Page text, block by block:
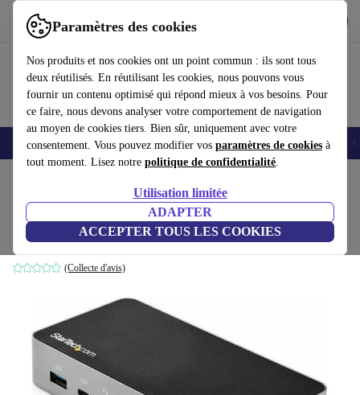
Paramètres des cookies
Nos produits et nos cookies ont un point commun : ils sont tous
deux réutilisés. En réutilisant les cookies, nous pouvons vous
fournir un contenu optimisé qui répond mieux à vos besoins. Pour
ce faire, nous devons analyser votre comportement de navigation
au moyen de cookies tiers. Bien sûr, uniquement avec votre
consentement. Vous pouvez modifier vos paramètres de cookies à
tout moment. Lisez notre politique de confidentialité.
Utilisation limitée
ADAPTER
ACCEPTER TOUS LES COOKIES
Utilisez refurbed rapidement et facilement
Smartphones Laptops Tablettes Montres connectées Accessoires
StarTech Station d’accueil
sans alimentation
(Collecte d'avis)